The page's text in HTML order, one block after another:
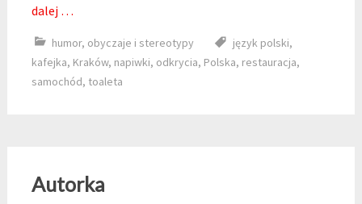
dalej …
humor, obyczaje i stereotypy język polski,
kafejka, Kraków, napiwki, odkrycia, Polska, restauracja,
samochód, toaleta
Autorka